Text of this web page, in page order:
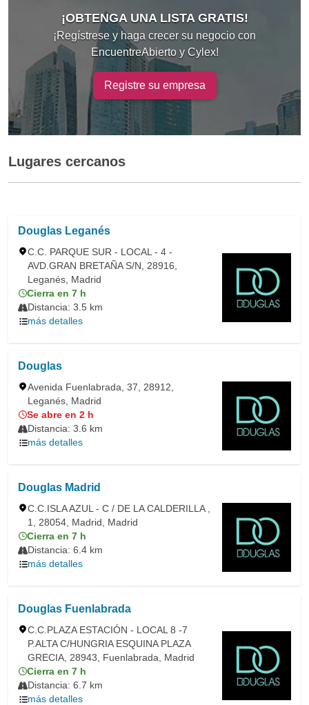
¡OBTENGA UNA LISTA GRATIS!
¡Regístrese y haga crecer su negocio con
EncuentreAbierto y Cylex!
Registre su empresa
Lugares cercanos
Douglas Leganés
C.C. PARQUE SUR - LOCAL - 4 -
AVD.GRAN BRETAÑA S/N, 28916,
Leganés, Madrid
Cierra en 7 h
Distancia: 3.5 km
más detalles
Douglas
Avenida Fuenlabrada, 37, 28912,
Leganés, Madrid
Se abre en 2 h
Distancia: 3.6 km
más detalles
Douglas Madrid
C.C.ISLA AZUL - C / DE LA CALDERILLA ,
1, 28054, Madrid, Madrid
Cierra en 7 h
Distancia: 6.4 km
más detalles
Douglas Fuenlabrada
C.C.PLAZA ESTACIÓN - LOCAL 8 -7
P.ALTA C/HUNGRIA ESQUINA PLAZA
GRECIA, 28943, Fuenlabrada, Madrid
Cierra en 7 h
Distancia: 6.7 km
más detalles